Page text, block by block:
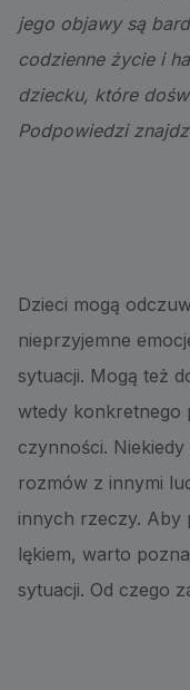
jego objawy są
codzienne życie i
dziecku, które
Podpowiedzi
Dzieci mogą
nieprzyjemne
sytuacji. Mogą też
wtedy konkretnego
czynności. Niekiedy
rozmów z innymi
innych rzeczy. Aby
lękiem, warto
sytuacji. Od czego